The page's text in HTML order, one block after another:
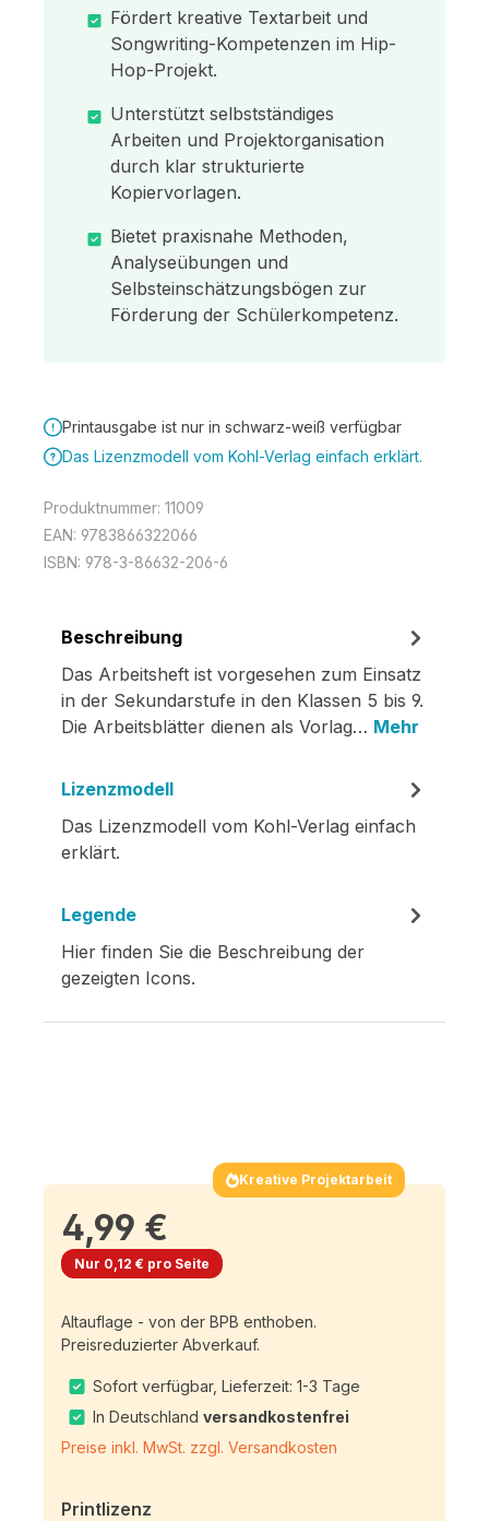
Fördert kreative Textarbeit und
Songwriting-Kompetenzen im Hip-
Hop-Projekt.
Unterstützt selbstständiges
Arbeiten und Projektorganisation
durch klar strukturierte
Kopiervorlagen.
Bietet praxisnahe Methoden,
Analyseübungen und
Selbsteinschätzungsbögen zur
Förderung der Schülerkompetenz.
Printausgabe ist nur in schwarz-weiß verfügbar
Das Lizenzmodell vom Kohl-Verlag einfach erklärt.
Produktnummer: 11009
EAN: 9783866322066
ISBN: 978-3-86632-206-6
Beschreibung
Das Arbeitsheft ist vorgesehen zum Einsatz
in der Sekundarstufe in den Klassen 5 bis 9.
Die Arbeitsblätter dienen als Vorlag… Mehr
Lizenzmodell
Das Lizenzmodell vom Kohl-Verlag einfach
erklärt.
Legende
Hier finden Sie die Beschreibung der
gezeigten Icons.
Kreative Projektarbeit
4,99 €
Nur 0,12 € pro Seite
Altauflage - von der BPB enthoben.
Preisreduzierter Abverkauf.
Sofort verfügbar, Lieferzeit: 1-3 Tage
In Deutschlandversandkostenfrei
Preise inkl. MwSt. zzgl. Versandkosten
Printlizenz